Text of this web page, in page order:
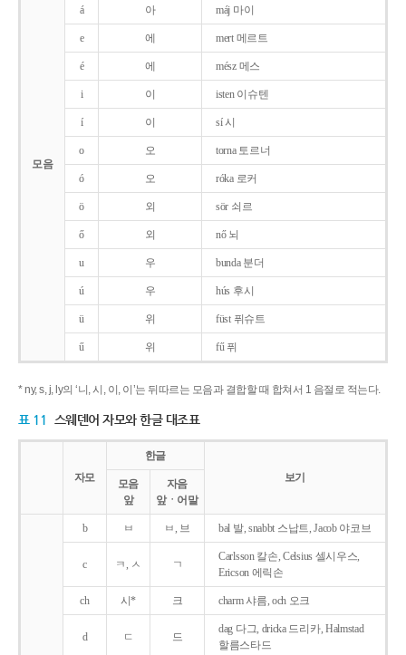
모음
á 아 máj 마이
e 에 mert 메르트
é 에 mész 메스
i 이 isten 이슈텐
í 이 sí 시
o 오 torna 토르너
ó 오 róka 로커
ö 외 sör 쇠르
ő 외 nő 뇌
u 우 bunda 분더
ú 우 hús 후시
ü 위 füst 퓌슈트
ű 위 fű 퓌
* ny, s, j, ly의 ‘니, 시, 이, 이’는 뒤따르는 모음과 결합할 때 합쳐서 1 음절로 적는다.
표 11 스웨덴어 자모와 한글 대조표
자모
한글
보기
모음
앞
자음
앞ㆍ어말
b ㅂ ㅂ, 브 bal 발, snabbt 스납트, Jacob 야코브
c ㅋ, ㅅ ㄱ
Carlsson 칼손, Celsius 셀시우스,
Ericson 에릭손
ch 시* 크 charm 샤름, och 오크
d ㄷ 드
dag 다그, dricka 드리카, Halmstad
할름스타드